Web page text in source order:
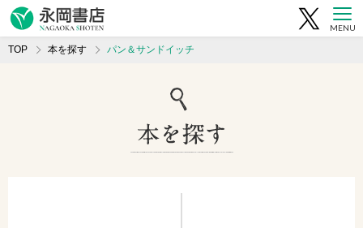
MENU
TOP 本を探す パン＆サンドイッチ